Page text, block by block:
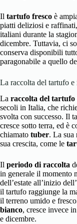
Il tartufo fresco è
piatti deliziosi e
italiani durante la
dicembre. Tuttavia, ci
conserva disponibili
paragonabile a quello
La raccolta del tartufo e
La raccolta del tartufo
secoli in Italia, che
svolta con successo. Il
cresce sotto terra, ed è
chiamato tuber. La sua
sua crescita, come le
Il periodo di raccolta
in generale il momento
dell’estate all’inizio
il tartufo raggiunge la
il terreno umido e
bianco, cresce invece
e dicembre.